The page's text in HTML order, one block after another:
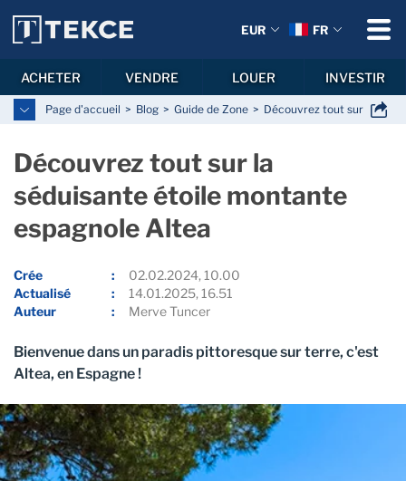
Page d'accueil Blog Guide de Zone Découvrez tout sur la
Découvrez tout sur la
séduisante étoile montante
espagnole Altea
Crée
02.02.2024, 10.00
Actualisé
14.01.2025, 16.51
Auteur
Merve Tuncer
Bienvenue dans un paradis pittoresque sur terre, c'est
Altea, en Espagne !
EUR FR
ACHETER VENDRE LOUER INVESTIR